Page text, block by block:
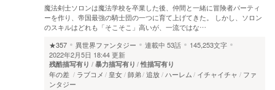
魔法剣士ソロンは魔法学校を卒業した後、仲間と一緒に冒険者パーティ
ーを作り、帝国最強の騎士団の一つに育て上げてきた。 しかし、ソロン
のスキルはどれも「そこそこ」高いが、一流ではな…
★357
異世界ファンタジー 連載中 53話
145,253文字
2022年2月5日 18:44 更新
残酷描写有り 暴力描写有り 性描写有り
年の差 ラブコメ 皇女 師弟 追放 ハーレム イチャイチャ
ファ
ンタジー